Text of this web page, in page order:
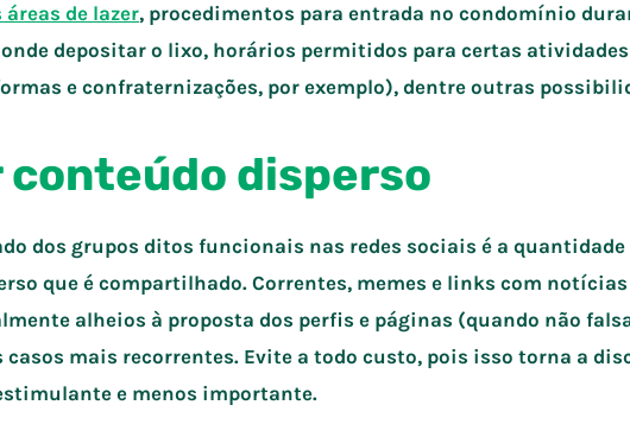
de lazer, procedimentos para entrada no condomínio
depositar o lixo, horários permitidos para certas atividades
e confraternizações, por exemplo), dentre outras
conteúdo disperso
dos grupos ditos funcionais nas redes sociais é a quantidade
que é compartilhado. Correntes, memes e links com
alheios à proposta dos perfis e páginas (quando não
casos mais recorrentes. Evite a todo custo, pois isso torna a
e menos importante.